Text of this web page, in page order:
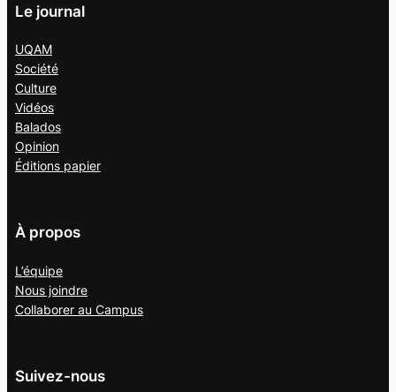
Le journal
UQAM
Société
Culture
Vidéos
Balados
Opinion
Éditions papier
À propos
L’équipe
Nous joindre
Collaborer au Campus
Suivez-nous